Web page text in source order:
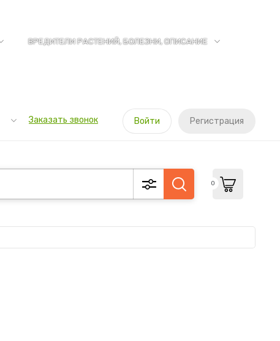
ВРЕДИТЕЛИ РАСТЕНИЙ, БОЛЕЗНИ, ОПИСАНИЕ
Заказать звонок Войти Регистрация
0